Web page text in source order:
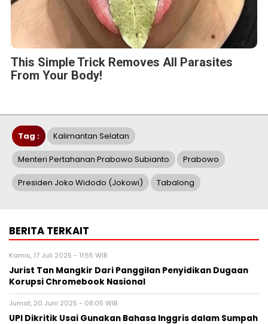
This Simple Trick Removes All Parasites
From Your Body!
Tag : Kalimantan Selatan
Menteri Pertahanan Prabowo Subianto Prabowo
Presiden Joko Widodo (Jokowi) Tabalong
BERITA TERKAIT
Kamis, 17 Juli 2025 - 11:55 WIB
Jurist Tan Mangkir Dari Panggilan Penyidikan Dugaan
Korupsi Chromebook Nasional
Jumat, 20 Juni 2025 - 08:05 WIB
UPI Dikritik Usai Gunakan Bahasa Inggris dalam Sumpah